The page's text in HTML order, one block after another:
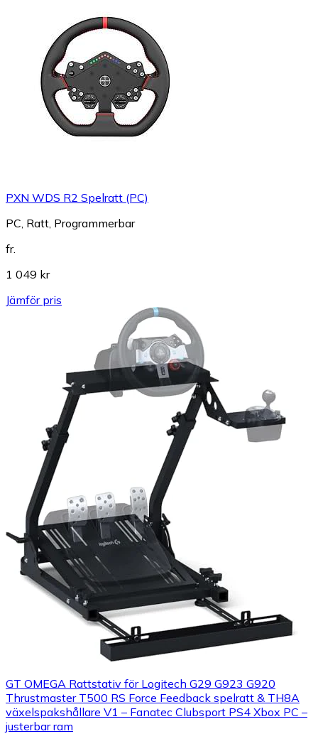
PXN WDS R2 Spelratt (PC)
PC, Ratt, Programmerbar
fr.
1 049 kr
Jämför pris
GT OMEGA Rattstativ för Logitech G29 G923 G920
Thrustmaster T500 RS Force Feedback spelratt & TH8A
växelspakshållare V1 – Fanatec Clubsport PS4 Xbox PC –
justerbar ram